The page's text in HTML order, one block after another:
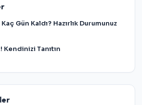
Gün Kaldı? Hazırlık Durumunuz
Kendinizi Tanıtın